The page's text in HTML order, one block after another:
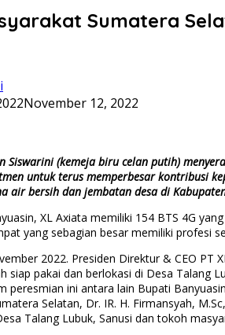
Sumatera
November 12, 2022
Siswarini (kemeja biru celan putih)
untuk terus memperbesar kontribusi
air bersih dan jembatan desa di
XL Axiata memiliki 154 BTS 4G
yang sebagian besar memiliki profesi
2022. Presiden Direktur & CEO PT
siap pakai dan berlokasi di Desa Talang
peresmian ini antara lain Bupati
Selatan, Dr. IR. H. Firmansyah,
Talang Lubuk, Sanusi dan tokoh